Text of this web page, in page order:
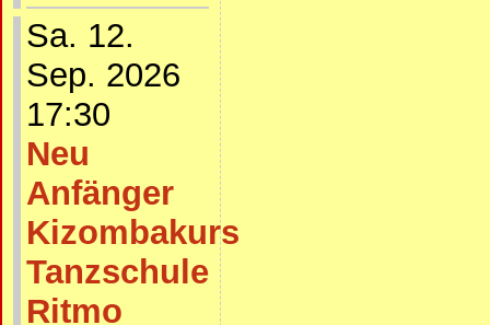
Sa. 12.
Sep. 2026
17:30
Neu
Anfänger
Kizombakurs
Tanzschule
Ritmo